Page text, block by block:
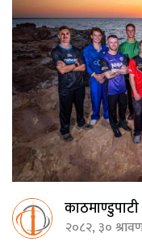
काठमाण्डुपाटी
२०८२, ३०